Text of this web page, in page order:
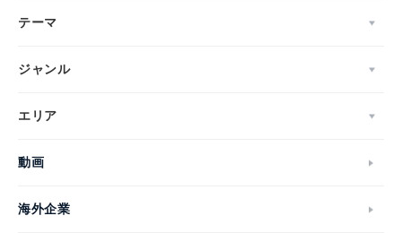
テーマ
ジャンル
エリア
動画
海外企業